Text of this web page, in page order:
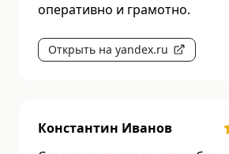
оперативно и грамотно.
Открыть на yandex.ru
Константин Иванов